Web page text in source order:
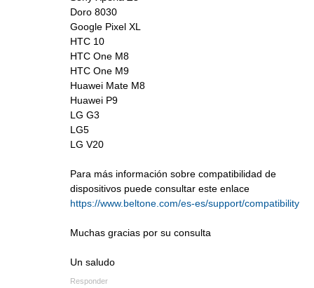
Doro 8030
Google Pixel XL
HTC 10
HTC One M8
HTC One M9
Huawei Mate M8
Huawei P9
LG G3
LG5
LG V20
Para más información sobre compatibilidad de
dispositivos puede consultar este enlace
https://www.beltone.com/es-es/support/compatibility
Muchas gracias por su consulta
Un saludo
Responder